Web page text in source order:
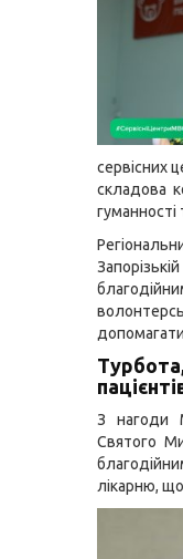
сервісних
складова
гуманності
З нагоди
Святого
лікарню,